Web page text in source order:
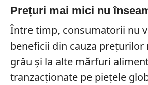
Prețuri mai mici nu
Între timp, consumatorii nu
beneficii din cauza prețurilor
grâu și la alte mărfuri
tranzacționate pe piețele